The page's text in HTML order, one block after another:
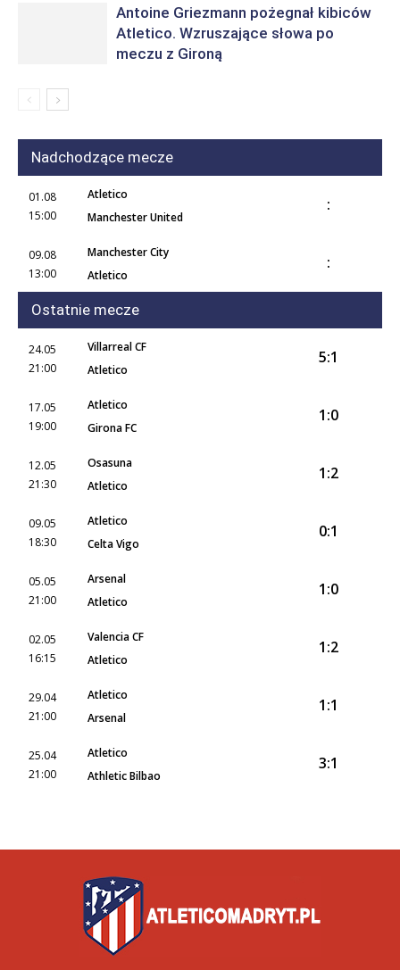
Antoine Griezmann pożegnał kibiców
Atletico. Wzruszające słowa po
meczu z Gironą
Nadchodzące mecze
01.08
15:00
Atletico
Manchester United
:
09.08
13:00
Manchester City
Atletico
:
Ostatnie mecze
24.05
21:00
Villarreal CF
Atletico
5:1
17.05
19:00
Atletico
Girona FC
1:0
12.05
21:30
Osasuna
Atletico
1:2
09.05
18:30
Atletico
Celta Vigo
0:1
05.05
21:00
Arsenal
Atletico
1:0
02.05
16:15
Valencia CF
Atletico
1:2
29.04
21:00
Atletico
Arsenal
1:1
25.04
21:00
Atletico
Athletic Bilbao
3:1